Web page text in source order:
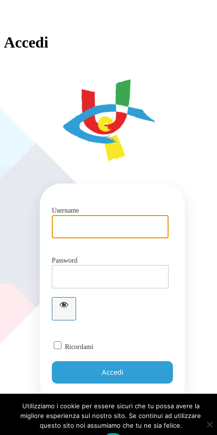
Accedi
Username
Password
Ricordami
Password dimenticata?
Utilizziamo i cookie per essere sicuri che tu possa avere la
migliore esperienza sul nostro sito. Se continui ad utilizzare
questo sito noi assumiamo che tu ne sia felice.